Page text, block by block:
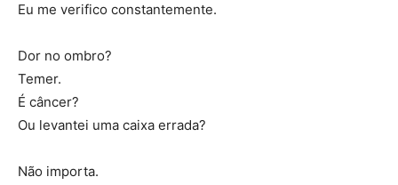
Eu me verifico constantemente.
Dor no ombro?
Temer.
É câncer?
Ou levantei uma caixa errada?
Não importa.